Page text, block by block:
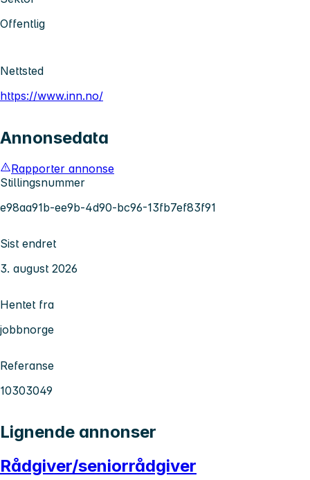
Offentlig
Nettsted
https://www.inn.no/
Annonsedata
Rapporter annonse
Stillingsnummer
e98aa91b-ee9b-4d90-bc96-13fb7ef83f91
Sist endret
3. august 2026
Hentet fra
jobbnorge
Referanse
10303049
Lignende annonser
Rådgiver/seniorrådgiver